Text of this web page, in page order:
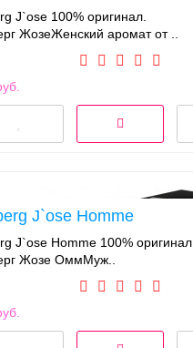
J`ose 100% оригинал.
ЖозеЖенский аромат от ..
J`ose Homme
J`ose Homme 100% оригинал.
Жозе ОммМуж..